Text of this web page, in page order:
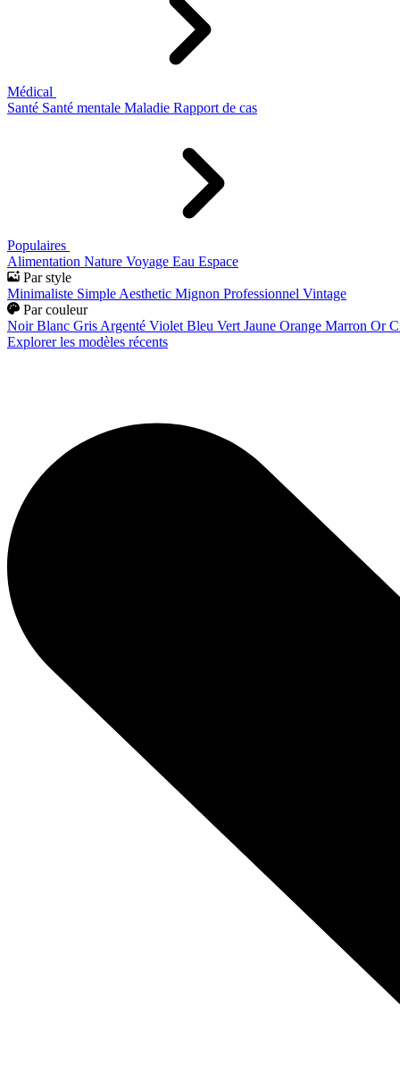
Médical
Santé Santé mentale Maladie Rapport de cas
Populaires
Alimentation Nature Voyage Eau Espace
Par style
Minimaliste Simple Aesthetic Mignon Professionnel Vintage
Par couleur
Noir Blanc Gris Argenté Violet Bleu Vert Jaune Orange Marron Or
Explorer les modèles récents